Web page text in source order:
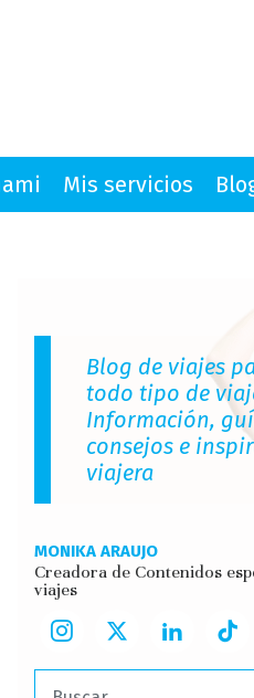
Mis servicios
Blog de viajes
todo tipo de
Información,
consejos e
viajera
MONIKA ARAUJO
Creadora de Contenidos
viajes
Buscar: